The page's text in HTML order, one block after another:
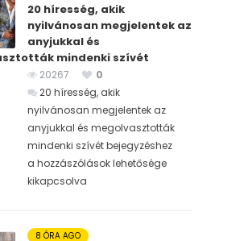
20 híresség, akik
nyilvánosan megjelentek az
anyjukkal és
mindenki szívét
20267
0
20 híresség, akik
nyilvánosan megjelentek az
anyjukkal és megolvasztották
mindenki szívét bejegyzéshez
a hozzászólások lehetősége
kikapcsolva
8 ÓRA AGO